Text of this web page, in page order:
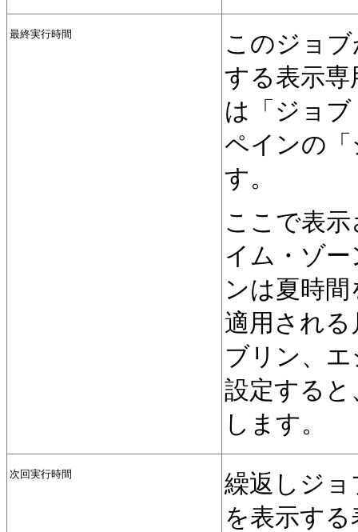
最終実行時間
このジョ
する表示
は「ジョ
ペインの
す。
ここで表
イム・ゾ
ンは夏時
適用され
ブリン、
設定する
します。
次回実行時間
繰返しジ
を表示す